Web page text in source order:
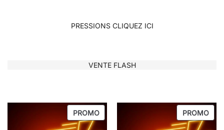
PRESSIONS CLIQUEZ ICI
VENTE FLASH
PROMOPRODUIT
PROMO